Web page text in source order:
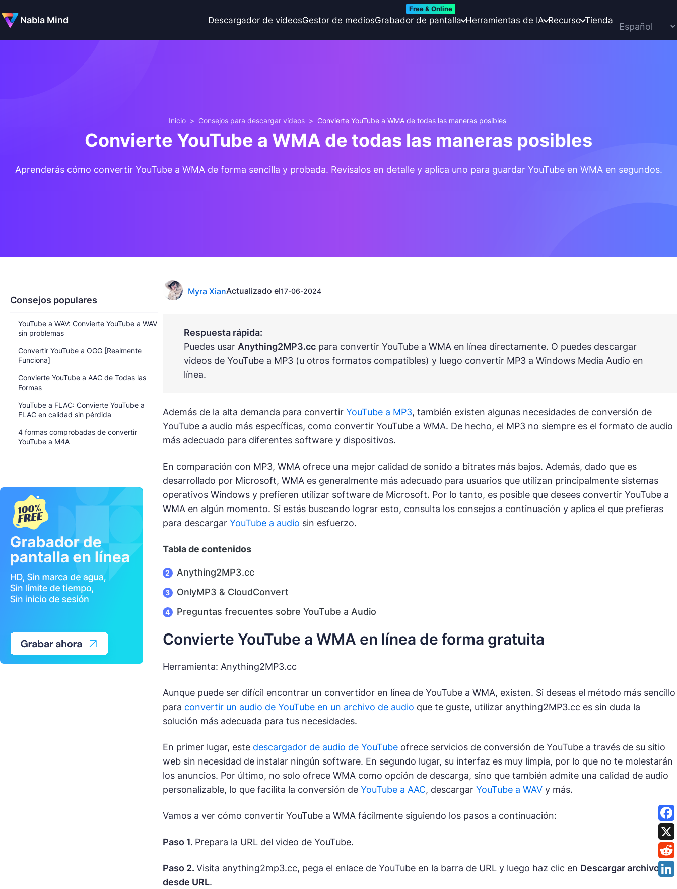
Nabla Mind Descargador de videosGestor de mediosGrabador de pantalla
Free & Online
Herramientas de IA Recurso Tienda
Inicio > Consejos para descargar vídeos > Convierte YouTube a WMA de todas las maneras posibles
Convierte YouTube a WMA de todas las maneras posibles
Aprenderás cómo convertir YouTube a WMA de forma sencilla y probada. Revísalos en detalle y aplica uno para guardar YouTube en WMA en segundos.
Consejos populares
YouTube a WAV: Convierte YouTube a WAV
sin problemas
Convertir YouTube a OGG [Realmente
Funciona]
Convierte YouTube a AAC de Todas las
Formas
YouTube a FLAC: Convierte YouTube a
FLAC en calidad sin pérdida
4 formas comprobadas de convertir
YouTube a M4A
Myra XianActualizado el17-06-2024
Respuesta rápida:
Puedes usar Anything2MP3.cc para convertir YouTube a WMA en línea directamente. O puedes descargar
videos de YouTube a MP3 (u otros formatos compatibles) y luego convertir MP3 a Windows Media Audio en
línea.
Además de la alta demanda para convertir YouTube a MP3, también existen algunas necesidades de conversión de
YouTube a audio más específicas, como convertir YouTube a WMA. De hecho, el MP3 no siempre es el formato de audio
más adecuado para diferentes software y dispositivos.
En comparación con MP3, WMA ofrece una mejor calidad de sonido a bitrates más bajos. Además, dado que es
desarrollado por Microsoft, WMA es generalmente más adecuado para usuarios que utilizan principalmente sistemas
operativos Windows y prefieren utilizar software de Microsoft. Por lo tanto, es posible que desees convertir YouTube a
WMA en algún momento. Si estás buscando lograr esto, consulta los consejos a continuación y aplica el que prefieras
para descargar YouTube a audio sin esfuerzo.
Tabla de contenidos
Anything2MP3.cc
OnlyMP3 & CloudConvert
Preguntas frecuentes sobre YouTube a Audio
Convierte YouTube a WMA en línea de forma gratuita
Herramienta: Anything2MP3.cc
Aunque puede ser difícil encontrar un convertidor en línea de YouTube a WMA, existen. Si deseas el método más sencillo
para convertir un audio de YouTube en un archivo de audio que te guste, utilizar anything2MP3.cc es sin duda la
solución más adecuada para tus necesidades.
En primer lugar, este descargador de audio de YouTubeofrece servicios de conversión de YouTube a través de su sitio
web sin necesidad de instalar ningún software. En segundo lugar, su interfaz es muy limpia, por lo que no te molestarán
los anuncios. Por último, no solo ofrece WMA como opción de descarga, sino que también admite una calidad de audio
personalizable, lo que facilita la conversión de YouTube a AAC, descargar YouTube a WAVy más.
Vamos a ver cómo convertir YouTube a WMA fácilmente siguiendo los pasos a continuación:
Paso 1. Prepara la URL del video de YouTube.
Paso 2. Visita anything2mp3.cc, pega el enlace de YouTube en la barra de URL y luego haz clic en Descargar archivo
desde URL.